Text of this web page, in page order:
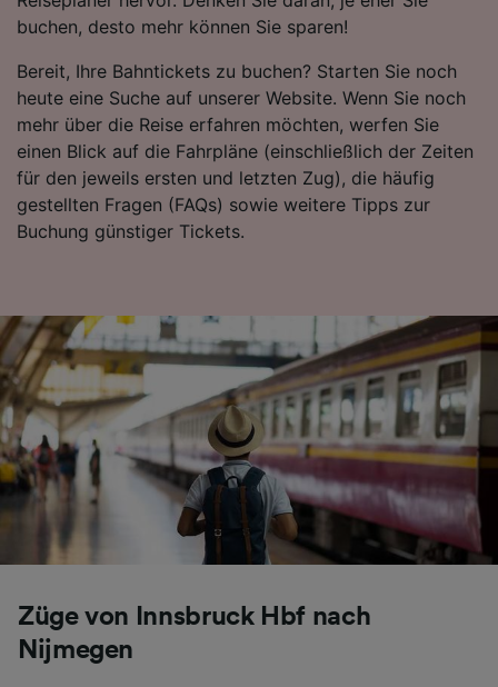
buchen, desto mehr können Sie sparen!
Bereit, Ihre Bahntickets zu buchen? Starten Sie noch
heute eine Suche auf unserer Website. Wenn Sie noch
mehr über die Reise erfahren möchten, werfen Sie
einen Blick auf die Fahrpläne (einschließlich der Zeiten
für den jeweils ersten und letzten Zug), die häufig
gestellten Fragen (FAQs) sowie weitere Tipps zur
Buchung günstiger Tickets.
Züge von Innsbruck Hbf nach
Nijmegen
Folgendes bereitzustellen:
Verwendung genauer Standortdaten.
Endgeräteeigenschaften zur Identifikation
aktiv abfragen. Speichern von oder Zugriff auf
Informationen auf einem Endgerät.
Personalisierte Werbung und Inhalte, Messung
von Werbeleistung und der Performance von
Inhalten, Zielgruppenforschung sowie
Entwicklung und Verbesserung von
Angeboten.